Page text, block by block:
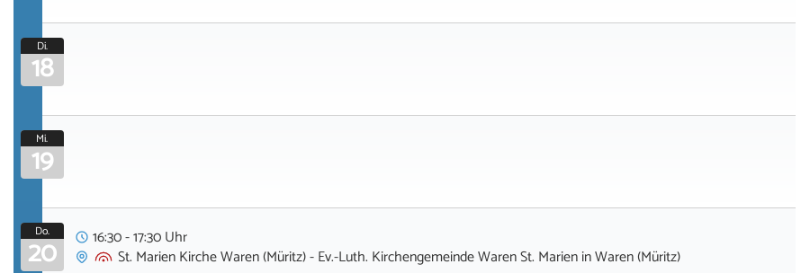
Di.
18
Mi.
19
Do.
20
16:30 - 17:30 Uhr
St. Marien Kirche Waren (Müritz) - Ev.-Luth. Kirchengemeinde Waren St. MarieninWaren (Müritz)